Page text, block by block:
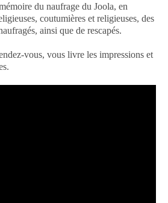
du naufrage du Joola, en
coutumières et religieuses, des
ainsi que de rescapés.
vous, vous livre les impressions et